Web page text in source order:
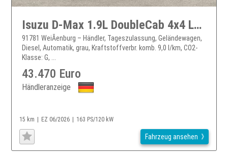
Isuzu D-Max 1.9L DoubleCab 4x4 LSE V-Cross LED ACC PDC Kamera
91781 WeiÃenburg – Händler, Tageszulassung, Geländewagen,
Diesel, Automatik, grau, Kraftstoffverbr. komb. 9,0 l/km, CO2-
Klasse: G, ...
43.470 Euro
Händleranzeige
15 km EZ 06/2026 163 PS/120 kW
Fahrzeug ansehen